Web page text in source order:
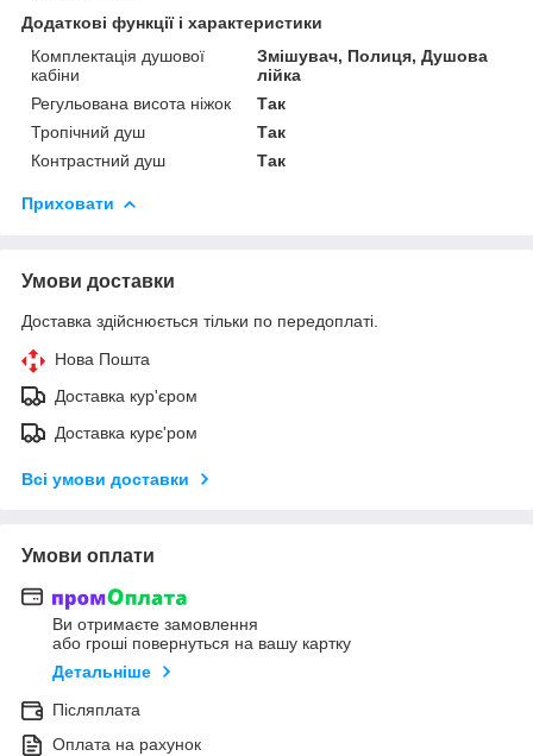
Додаткові функції і характеристики
Комплектація душової
кабіни
Змішувач, Полиця, Душова
лійка
Регульована висота ніжок
Так
Тропічний душ
Так
Контрастний душ
Так
Приховати
Умови доставки
Доставка здійснюється тільки по передоплаті.
Нова Пошта
Доставка кур'єром
Доставка курє'ром
Всі умови доставки
Умови оплати
Ви отримаєте замовлення
або гроші повернуться на вашу картку
Детальніше
Післяплата
Оплата на рахунок